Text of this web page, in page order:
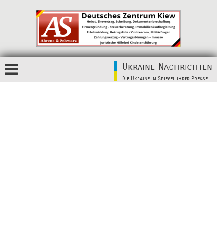
Ukraine-Nachrichten
Die Ukraine im Spiegel ihrer Presse